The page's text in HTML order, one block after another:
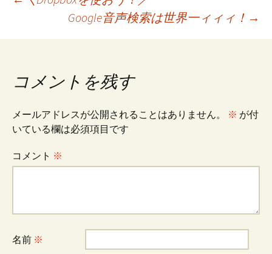
投
稿
ナ
ビ
ゲ
シ
Google音声検索は世界一ィィィ！ →
コメントを残す
メールアドレスが公開されることはありません。 ※ が付
いている欄は必須項目です
コメント ※
名前 ※